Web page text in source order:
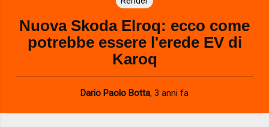
Nuova Skoda Elroq: ecco come
potrebbe essere l'erede EV di
Karoq
Dario Paolo Botta, 3 anni fa